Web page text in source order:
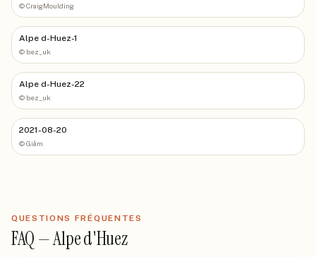
©CraigMoulding
Alpe d-Huez-1
© bez_uk
Alpe d-Huez-22
© bez_uk
2021-08-20
©Giåm
QUESTIONS FRÉQUENTES
FAQ —Alpe d'Huez